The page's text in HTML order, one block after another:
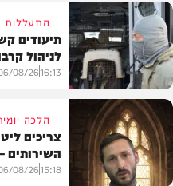
משטרה
משטרה
תיעודים
לניהול
16:13
08/26
הלכה
צריכים
השירותים
15:18
08/26